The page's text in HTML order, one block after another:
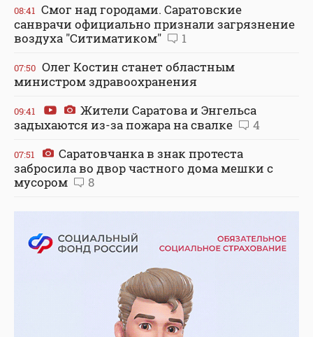
08:41 Смог над городами. Саратовские
санврачи официально признали загрязнение
воздуха "Ситиматиком"
1
07:50 Олег Костин станет областным
министром здравоохранения
09:41
Жители Саратова и Энгельса
задыхаются из-за пожара на свалке
4
07:51
Саратовчанка в знак протеста
забросила во двор частного дома мешки с
мусором
8